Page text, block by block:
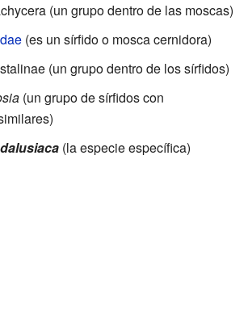
(un grupo dentro de las moscas)
(es un sírfido o mosca cernidora)
(un grupo dentro de los sírfidos)
(un grupo de sírfidos con
(la especie específica)